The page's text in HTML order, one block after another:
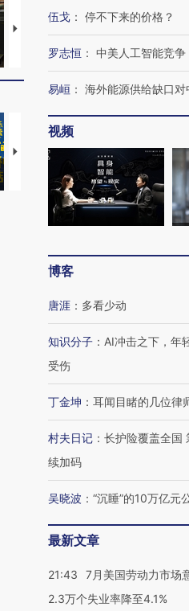
马航飞行员跨国走私7万
育部长拱
【推广】走进第四届链博
会，让数智科技“链”接产
【特别呈
有意思的生
伍戈 ： 停不下来的价格？
罗志恒 ： 中美人工智能竞
易峘 ： 海外能源供给缺口对
视频
博客
唐涯 ： 多看少动
知识分子 ： AI冲击之下，年
受伤
丁金坤 ： 耳闻目睹的几位律
村夫日记 ： 长护险覆盖全国
续加码
吴晓波 ： “沉睡”的10万亿元
最新文章
21:43
7月美国劳动力市场
2.3万个失业率降至4.1%